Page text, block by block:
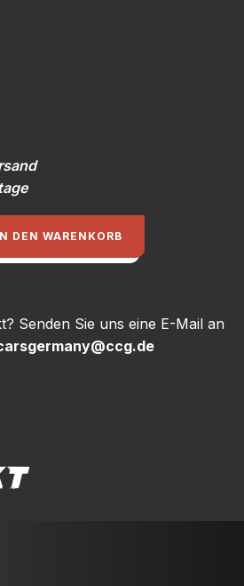
DEN WARENKORB
Senden Sie uns eine E-Mail an